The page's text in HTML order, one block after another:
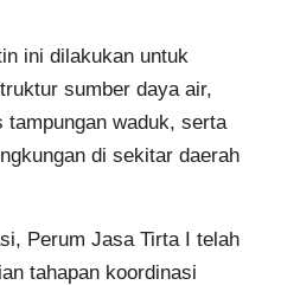
ini dilakukan untuk
sumber daya air,
tampungan waduk, serta
di sekitar daerah
Perum Jasa Tirta I telah
tahapan koordinasi